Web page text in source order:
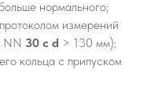
нормального;
измерений
NN 30 с d > 130 мм);
кольца с припуском